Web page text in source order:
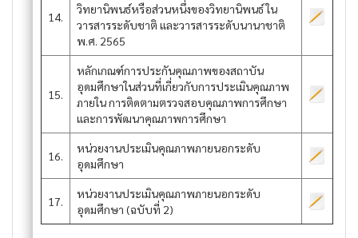
14.
วิทยานิพนธ์หรือส่วนหนึ่งของวิทยานิพนธ์ ใน
วารสารระดับชาติ และวารสารระดับนานาชาติ
พ.ศ. 2565
15.
หลักเกณฑ์การประกันคุณภาพของสถาบัน
อุดมศึกษาในส่วนที่เกี่ยวกับการประเมินคุณภาพ
ภายใน การติดตามตรวจสอบคุณภาพการศึกษา
และการพัฒนาคุณภาพการศึกษา
16.
หน่วยงานประเมินคุณภาพภายนอกระดับ
อุดมศึกษา
17.
หน่วยงานประเมินคุณภาพภายนอกระดับ
อุดมศึกษา (ฉบับที่ 2)